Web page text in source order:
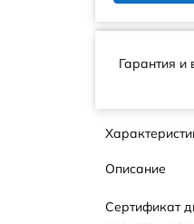
Гарантия и
Описание
Сертификат